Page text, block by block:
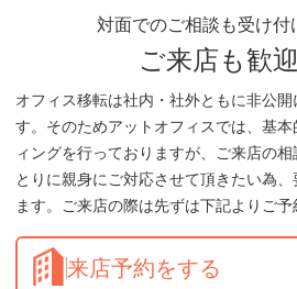
対面でのご相談も受け付
ご来店も歓
オフィス移転は社内・社外ともに非公
す。そのためアットオフィスでは、基
ィングを行っておりますが、ご来店の
とりに親身にご対応させて頂きたい為
ます。ご来店の際は先ずは下記よりご予
来店予約をする